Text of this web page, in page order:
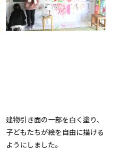
建物引き面の一部を白く塗り、
子どもたちが絵を自由に描ける
ようにしました。